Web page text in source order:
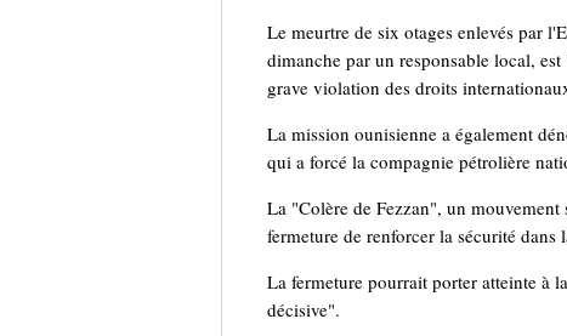
Le meurtre de six otages enlevés par
dimanche par un responsable local,
grave violation des droits
La mission ounisienne a également
qui a forcé la compagnie pétrolière
La "Colère de Fezzan", un
fermeture de renforcer la sécurité dans
La fermeture pourrait porter atteinte à
décisive".